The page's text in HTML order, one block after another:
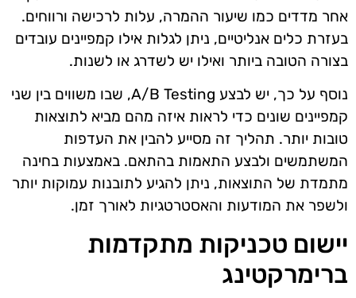
אחר מדדים כמו שיעור ההמרה, עלות לרכישה ורווחים.
בעזרת כלים אנליטיים, ניתן לגלות אילו קמפיינים עובדים
בצורה הטובה ביותר ואילו יש לשדרג או לשנות.
נוסף על כך, יש לבצע A/B Testing, שבו משווים בין שני
קמפיינים שונים כדי לראות איזה מהם מביא לתוצאות
טובות יותר. תהליך זה מסייע להבין את העדפות
המשתמשים ולבצע התאמות בהתאם. באמצעות בחינה
מתמדת של התוצאות, ניתן להגיע לתובנות עמוקות יותר
ולשפר את המודעות והאסטרטגיות לאורך זמן.
יישום טכניקות מתקדמות
ברימרקטינג